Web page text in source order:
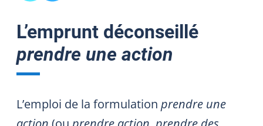
L’emprunt déconseillé
prendre une action
L’emploi de la formulation prendre une